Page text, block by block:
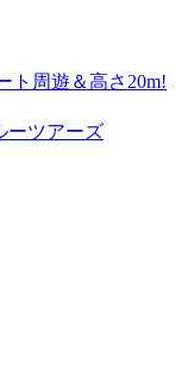
ト周遊＆高さ20m!
ーツアーズ